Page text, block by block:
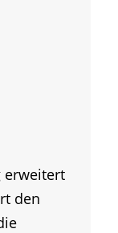
erweitert
den